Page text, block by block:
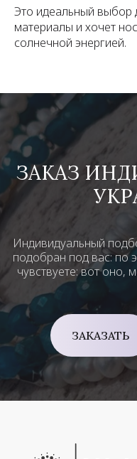
Это идеальный выбор
материалы и хочет
солнечной энергией.
ЗАКАЗ
Индивидуальный
подобран под вас: по
чувствуете: вот
ЗАКАЗАТЬ